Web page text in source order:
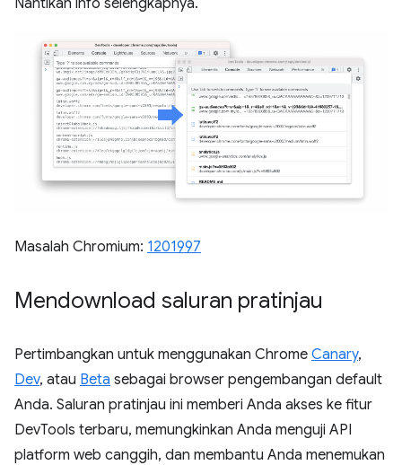
Masalah Chromium: 1201997
Mendownload saluran pratinjau
Pertimbangkan untuk menggunakan Chrome Canary,
Dev, atau Beta sebagai browser pengembangan default
Anda. Saluran pratinjau ini memberi Anda akses ke fitur
DevTools terbaru, memungkinkan Anda menguji API
platform web canggih, dan membantu Anda menemukan